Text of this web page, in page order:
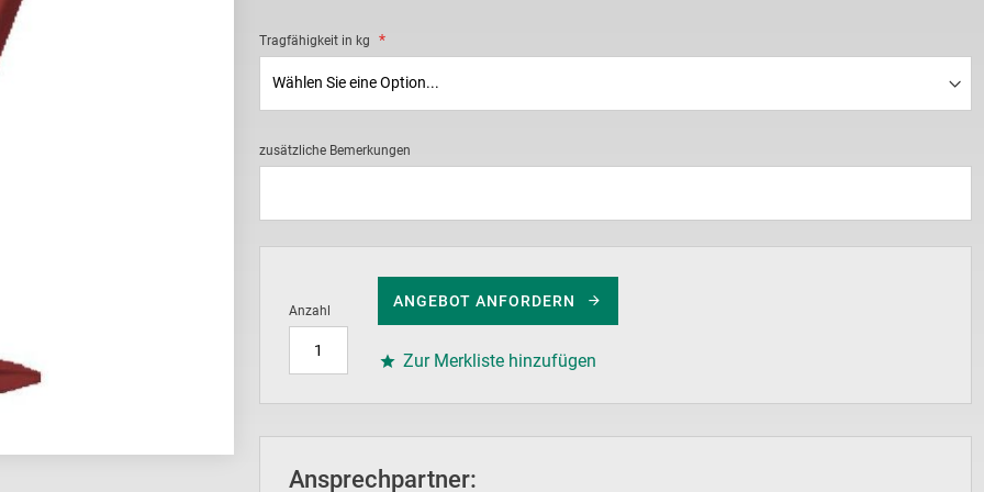
Tragfähigkeit in kg
zusätzliche Bemerkungen
Anzahl
ANGEBOT ANFORDERN
Zur Merkliste hinzufügen
Ansprechpartner: